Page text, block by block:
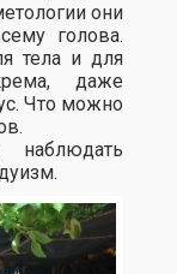
они
голова.
тела и для
даже
Что можно